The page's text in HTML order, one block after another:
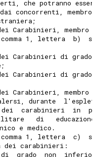
che potranno
concorrenti,
Carabinieri,
1, lettera  b)
Carabinieri di
Carabinieri di
Carabinieri,
durante
carabinieri  in
di
e medico.
1, lettera  c)
dei carabinieri:
grado  non